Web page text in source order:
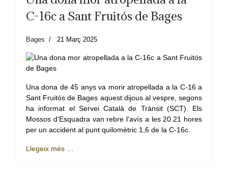
C-16c a Sant Fruitós de Bages
Bages 21 Març 2025
Una dona de 45 anys va morir atropellada a la C-16 a
Sant Fruitós de Bages aquest dijous al vespre, segons
ha informat el Servei Català de Trànsit (SCT). Els
Mossos d'Esquadra van rebre l'avís a les 20.21 hores
per un accident al punt quilomètric 1,6 de la C-16c.
Llegeix més …